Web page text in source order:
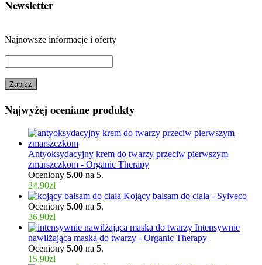
Newsletter
Najnowsze informacje i oferty
Najwyżej oceniane produkty
Antyoksydacyjny krem do twarzy przeciw pierwszym
zmarszczkom - Organic Therapy
Oceniony 5.00 na 5.
24.90zł
Kojący balsam do ciała - Sylveco
Oceniony 5.00 na 5.
36.90zł
Intensywnie
nawilżająca maska do twarzy - Organic Therapy
Oceniony 5.00 na 5.
15.90zł